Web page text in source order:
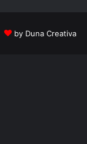
by Duna Creativa